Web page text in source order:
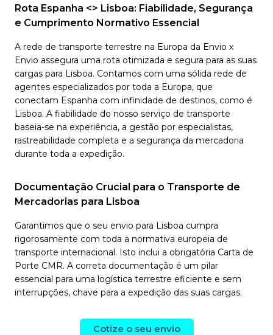
Rota Espanha <> Lisboa: Fiabilidade, Segurança
e Cumprimento Normativo Essencial
A rede de transporte terrestre na Europa da Envio x
Envio assegura uma rota otimizada e segura para as suas
cargas para Lisboa. Contamos com uma sólida rede de
agentes especializados por toda a Europa, que
conectam Espanha com infinidade de destinos, como é
Lisboa. A fiabilidade do nosso serviço de transporte
baseia-se na experiência, a gestão por especialistas,
rastreabilidade completa e a segurança da mercadoria
durante toda a expedição.
Documentação Crucial para o Transporte de
Mercadorias para Lisboa
Garantimos que o seu envio para Lisboa cumpra
rigorosamente com toda a normativa europeia de
transporte internacional. Isto inclui a obrigatória Carta de
Porte CMR. A correta documentação é um pilar
essencial para uma logística terrestre eficiente e sem
interrupções, chave para a expedição das suas cargas.
Cotize o seu envio